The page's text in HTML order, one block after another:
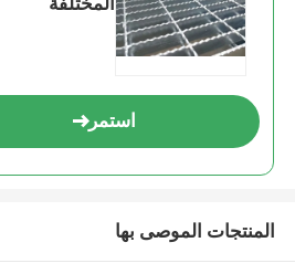
استمر
المنتجات الموصى بها